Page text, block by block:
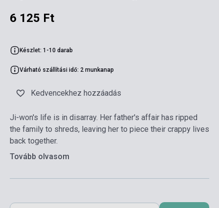
6 125 Ft
Készlet: 1-10 darab
Várható szállítási idő: 2 munkanap
Kedvencekhez hozzáadás
Ji-won's life is in disarray. Her father's affair has ripped
the family to shreds, leaving her to piece their crappy lives
back together.
Tovább olvasom